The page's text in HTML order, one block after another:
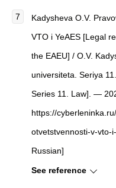
Kadysheva O.V.
VTO i YeAES [Legal
the EAEU] / O.V.
universiteta. Seriya
Series 11. Law]. —
https://
otvetstvennosti-v-vto-
Russian]
See reference